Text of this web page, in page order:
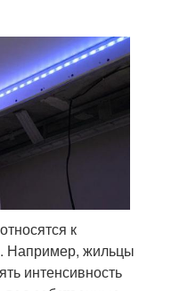
к
Например, жильцы
интенсивность